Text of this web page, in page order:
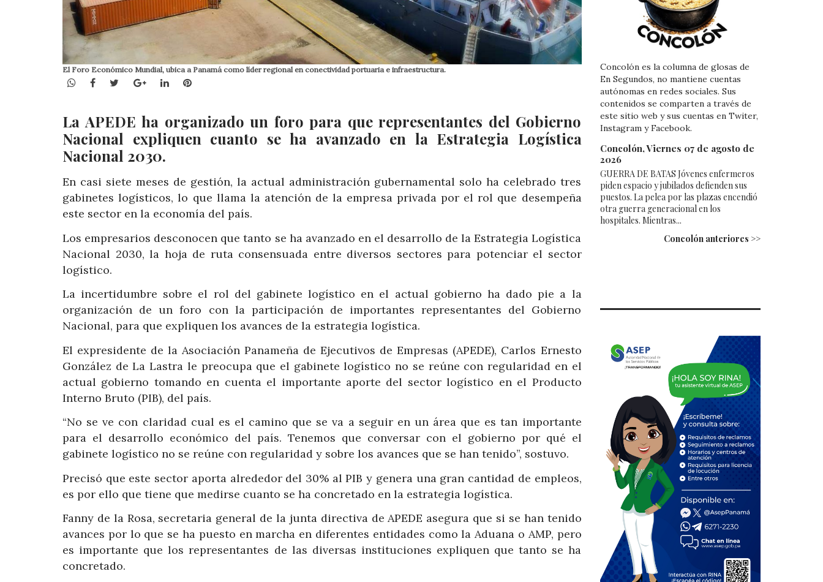
El Foro Económico Mundial, ubica a Panamá como líder regional en conectividad portuaria e infraestructura.
WhatsApp
Facebook
TwitterGoogle+LinkedInPinterest
La APEDE ha organizado un foro para que representantes del Gobierno
Nacional expliquen cuanto se ha avanzado en la Estrategia Logística
Nacional 2030.
En casi siete meses de gestión, la actual administración gubernamental solo ha celebrado tres
gabinetes logísticos, lo que llama la atención de la empresa privada por el rol que desempeña
este sector en la economía del país.
Los empresarios desconocen que tanto se ha avanzado en el desarrollo de la Estrategia Logística
Nacional 2030, la hoja de ruta consensuada entre diversos sectores para potenciar el sector
logístico.
La incertidumbre sobre el rol del gabinete logístico en el actual gobierno ha dado pie a la
organización de un foro con la participación de importantes representantes del Gobierno
Nacional, para que expliquen los avances de la estrategia logística.
El expresidente de la Asociación Panameña de Ejecutivos de Empresas (APEDE), Carlos Ernesto
González de La Lastra le preocupa que el gabinete logístico no se reúne con regularidad en el
actual gobierno tomando en cuenta el importante aporte del sector logístico en el Producto
Interno Bruto (PIB), del país.
“No se ve con claridad cual es el camino que se va a seguir en un área que es tan importante
para el desarrollo económico del país. Tenemos que conversar con el gobierno por qué el
gabinete logístico no se reúne con regularidad y sobre los avances que se han tenido”, sostuvo.
Precisó que este sector aporta alrededor del 30% al PIB y genera una gran cantidad de empleos,
es por ello que tiene que medirse cuanto se ha concretado en la estrategia logística.
Fanny de la Rosa, secretaria general de la junta directiva de APEDE asegura que si se han tenido
avances por lo que se ha puesto en marcha en diferentes entidades como la Aduana o AMP, pero
es importante que los representantes de las diversas instituciones expliquen que tanto se ha
concretado.
Concolón es la columna de glosas de
En Segundos, no mantiene cuentas
autónomas en redes sociales. Sus
contenidos se comparten a través de
este sitio web y sus cuentas en Twiter,
Instagram y Facebook.
Concolón, Viernes 07 de agosto de
2026
GUERRA DE BATAS Jóvenes enfermeros
piden espacio y jubilados defienden sus
puestos. La pelea por las plazas encendió
otra guerra generacional en los
hospitales. Mientras...
Concolón anteriores >>